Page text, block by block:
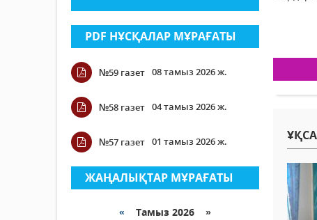
PDF НҰСҚАЛАР МҰРАҒАТЫ
№59 газет 08 тамыз 2026 ж.
№58 газет 04 тамыз 2026 ж.
№57 газет 01 тамыз 2026 ж.
ЖАҢАЛЫҚТАР МҰРАҒАТЫ
« Тамыз 2026 »